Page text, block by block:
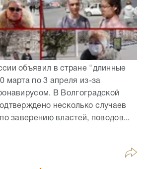
объявил в стране "длинные
марта по 3 апреля из-за
В Волгоградской
несколько случаев
заверению властей, поводов...